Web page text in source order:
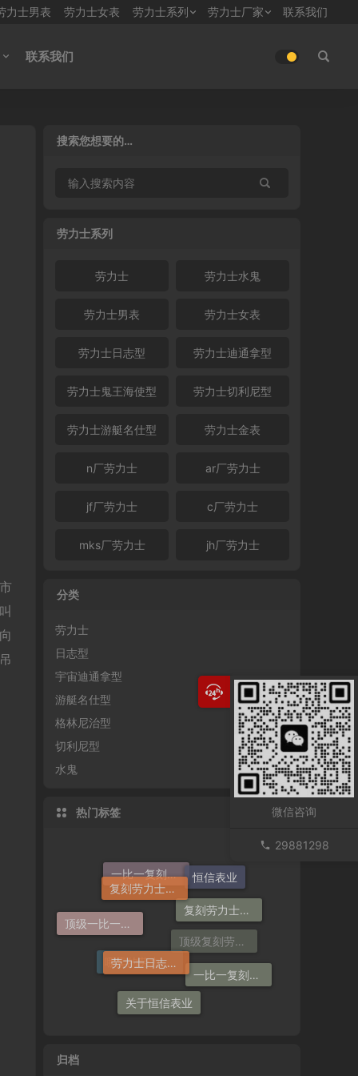
力士男表 劳力士女表 劳力士系列 劳力士厂家 联系我们
联系我们
搜索您想要的…
劳力士系列
劳力士 劳力士水鬼
劳力士男表 劳力士女表
劳力士日志型 劳力士迪通拿型
劳力士鬼王海使型 劳力士切利尼型
劳力士游艇名仕型 劳力士金表
n厂劳力士 ar厂劳力士
jf厂劳力士 c厂劳力士
mks厂劳力士 jh厂劳力士
分类
劳力士
日志型
宇宙迪通拿型
游艇名仕型
格林尼治型
切利尼型
水鬼
热门标签
一比一复刻劳力士手表 恒信表业
顶级复刻劳力士手表
顶级一比一复刻劳力士手表价格
复刻劳力士一般多少钱
复刻劳力士手表
一比一复刻劳力士
关于恒信表业
劳力士日志哪个厂仿好
归档
微信咨询
29881298